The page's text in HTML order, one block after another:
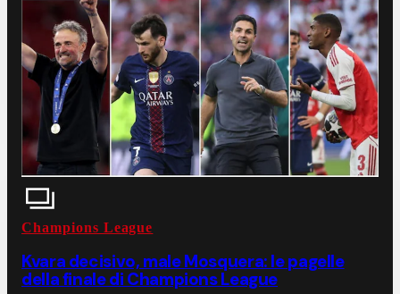
Champions League
Kvara decisivo, male Mosquera: le pagelle
della finale di Champions League